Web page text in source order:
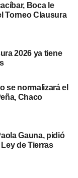
Boca le
Torneo Clausura
2026 ya tiene
se normalizará el
Chaco
Gauna, pidió
de Tierras